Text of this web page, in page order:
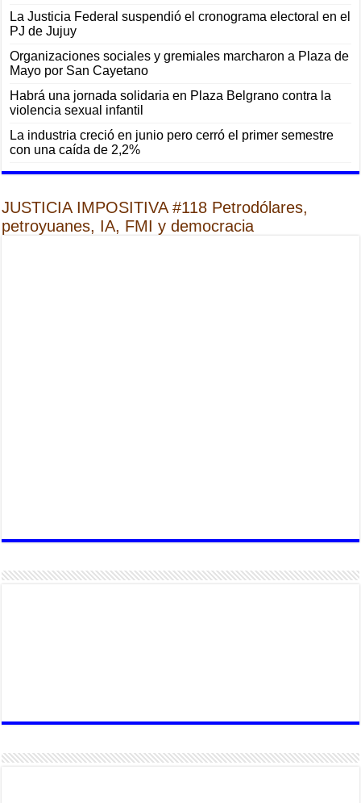
La Justicia Federal suspendió el cronograma electoral en el
PJ de Jujuy
Organizaciones sociales y gremiales marcharon a Plaza de
Mayo por San Cayetano
Habrá una jornada solidaria en Plaza Belgrano contra la
violencia sexual infantil
La industria creció en junio pero cerró el primer semestre
con una caída de 2,2%
JUSTICIA IMPOSITIVA #118 Petrodólares,
petroyuanes, IA, FMI y democracia